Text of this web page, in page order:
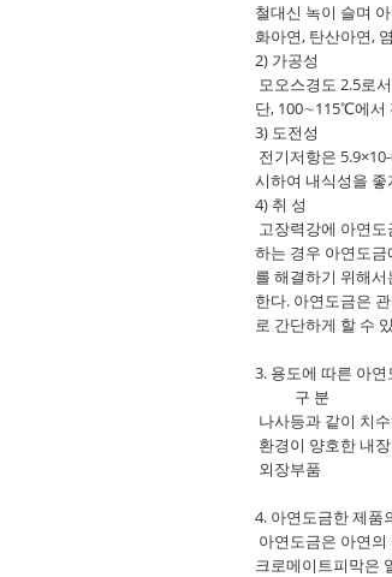
철대신 녹이 슬며
화아연, 탄산아연,
2) 가공성
모오스경도 2.5로
단, 100∼115℃에서
3) 도전성
전기저항은
시하여 내식성을
4) 취 성
고장력강에 아연
하는 경우 아연도
를 해결하기 위해
한다. 아연도금은
로 간단하게 할 수
3. 용도에 따른 아
구
나사등과 같이 치
환경이 양호한
외장부품
4. 아연도금한 제품
아연도금은 아연
크로메이트피막은